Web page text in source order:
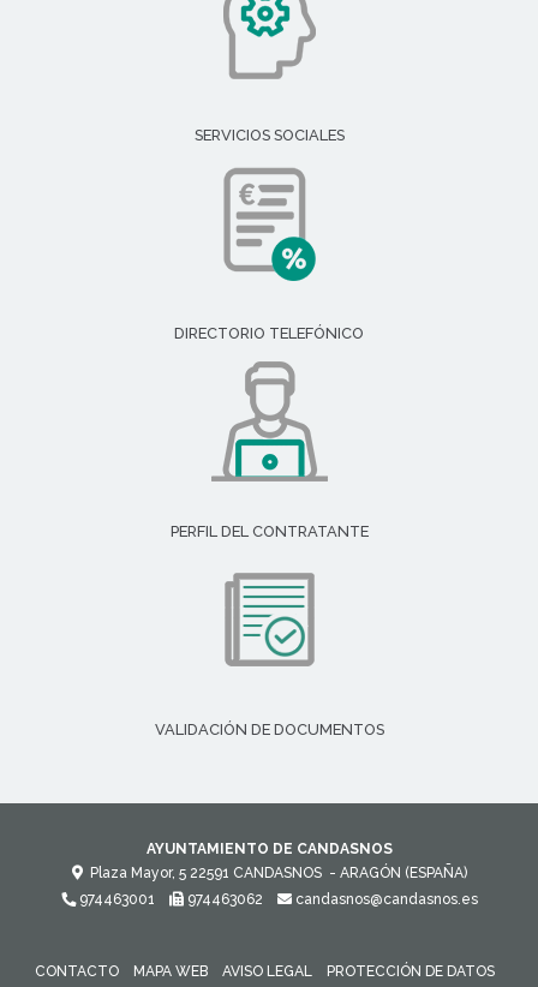
SERVICIOS SOCIALES
DIRECTORIO TELEFÓNICO
PERFIL DEL CONTRATANTE
VALIDACIÓN DE DOCUMENTOS
AYUNTAMIENTO DE CANDASNOS
Plaza Mayor, 5 22591 CANDASNOS - ARAGÓN (ESPAÑA)
974463001
974463062 candasnos@candasnos.es
CONTACTO MAPA WEB AVISO LEGAL PROTECCIÓN DE DATOS